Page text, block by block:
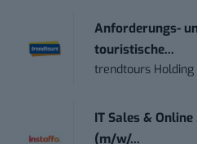
Anforderungs-
touristische...
trendtours Holding
IT Sales &
(m/w/...